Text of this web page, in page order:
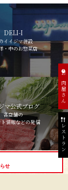
DELI-I
イイジマ併設
・中のお惣菜店
マ公式ブログ
各店舗の
情報などの発信
せ
お肉屋さん
レストラン